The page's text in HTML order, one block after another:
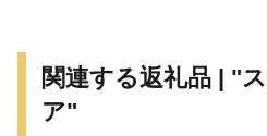
たい海の幸。 那珂湊おさかな
近海で採れる地魚が豊富に揃
関連する返礼品 | "
ア"